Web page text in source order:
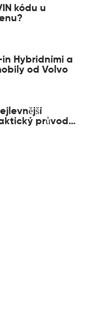
kódu u
in Hybridními a
od Volvo
průvodce